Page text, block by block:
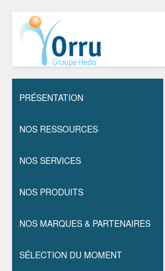
PRÉSENTATION
NOS RESSOURCES
NOS SERVICES
NOS PRODUITS
NOS MARQUES & PARTENAIRES
SÉLECTION DU MOMENT